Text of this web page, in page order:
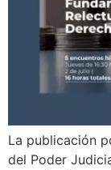
La publicación
del Poder